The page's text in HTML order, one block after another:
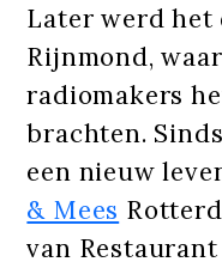
Later werd het
Rijnmond,
radiomakers
brachten.
een nieuw
& Mees
van